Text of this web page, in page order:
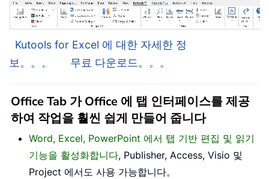
Kutools for Excel 에 대한 자세한 정
보。。。
무료 다운로드。。。
Office Tab 가 Office 에 탭 인터페이스를 제공
하여 작업을 훨씬 쉽게 만들어 줍니다
Word, Excel, PowerPoint 에서 탭 기반 편집 및 읽기
기능을 활성화합니다, Publisher, Access, Visio 및
Project 에서도 사용 가능합니다。